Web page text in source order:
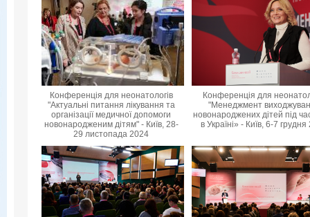
Конференція для неонатологів
"Актуальні питання лікування та
організації медичної допомоги
новонародженим дітям" - Київ, 28-
29 листопада 2024
Конференція для
"Менеджмент
новонароджених дітей під
в Україні» - Київ, 6-7